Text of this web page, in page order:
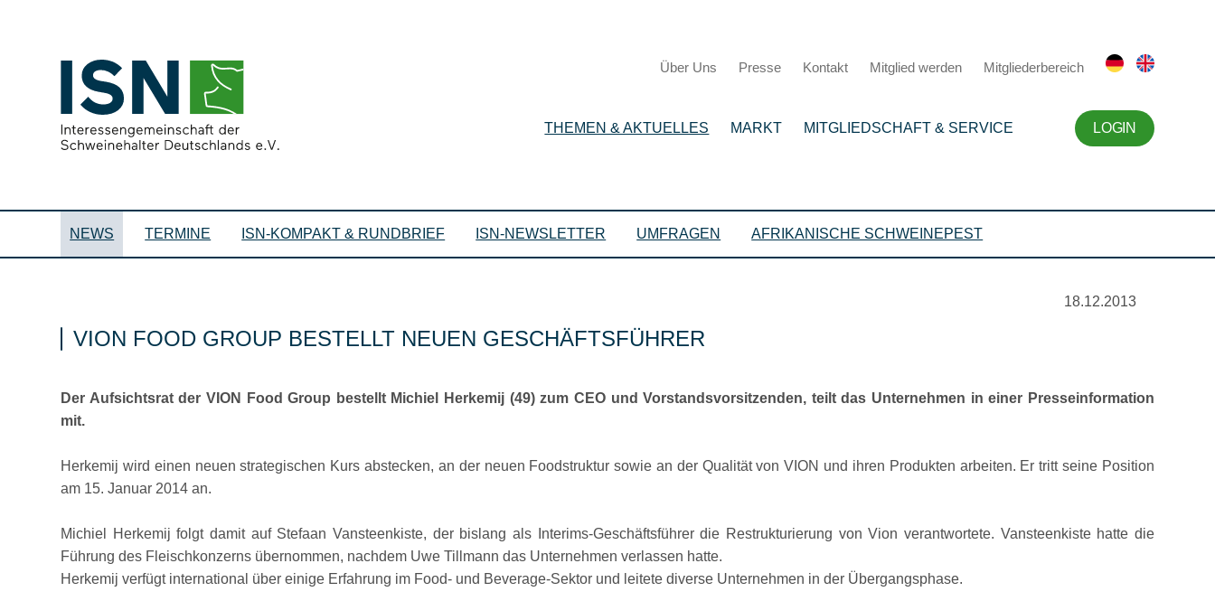
Über Uns Presse Kontakt Mitglied werden Mitgliederbereich
THEMEN & AKTUELLES MARKT MITGLIEDSCHAFT & SERVICE LOGIN
NEWS TERMINE ISN-KOMPAKT & RUNDBRIEF ISN-NEWSLETTER UMFRAGEN AFRIKANISCHE SCHWEINEPEST
18.12.2013
VION FOOD GROUP BESTELLT NEUEN GESCHÄFTSFÜHRER
Der Aufsichtsrat der VION Food Group bestellt Michiel Herkemij (49) zum CEO und Vorstandsvorsitzenden, teilt das Unternehmen in einer Presseinformation
mit.
Herkemij wird einen neuen strategischen Kurs abstecken, an der neuen Foodstruktur sowie an der Qualität von VION und ihren Produkten arbeiten. Er tritt seine Position
am 15. Januar 2014 an.
Michiel Herkemij folgt damit auf Stefaan Vansteenkiste, der bislang als Interims-Geschäftsführer die Restrukturierung von Vion verantwortete. Vansteenkiste hatte die
Führung des Fleischkonzerns übernommen, nachdem Uwe Tillmann das Unternehmen verlassen hatte.
Herkemij verfügt international über einige Erfahrung im Food- und Beverage-Sektor und leitete diverse Unternehmen in der Übergangsphase.